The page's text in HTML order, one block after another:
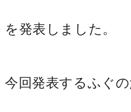
を発表しました。
今回発表するふぐ